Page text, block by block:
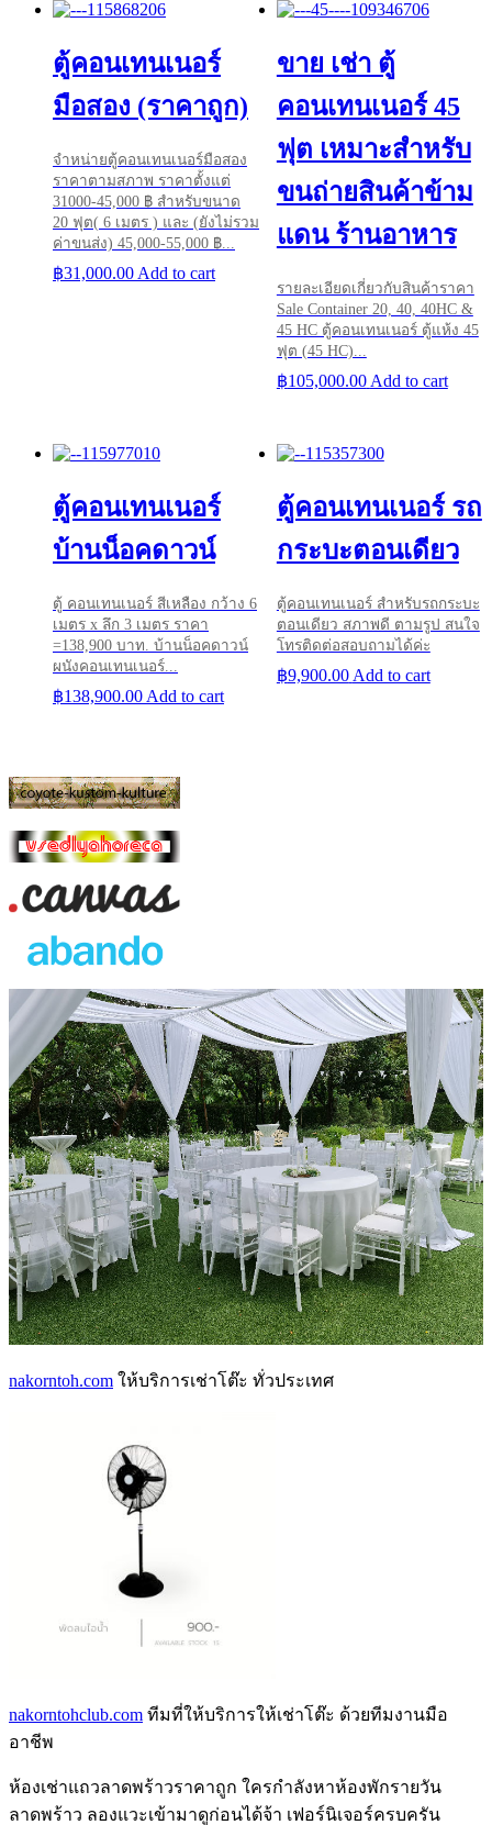
ตู้คอนเทนเนอร์
มือสอง (ราคาถูก)
จำหน่ายตู้คอนเทนเนอร์มือสอง
ราคาตามสภาพ ราคาตั้งแต่
31000-45,000 ฿ สำหรับขนาด
20 ฟุต( 6 เมตร ) และ (ยังไม่รวม
ค่าขนส่ง) 45,000-55,000 ฿...
฿31,000.00 Add to cart
ขาย เช่า ตู้
คอนเทนเนอร์ 45
ฟุต เหมาะสำหรับ
ขนถ่ายสินค้าข้าม
แดน ร้านอาหาร
รายละเอียดเกี่ยวกับสินค้าราคา
Sale Container 20, 40, 40HC &
45 HC ตู้คอนเทนเนอร์ ตู้แห้ง 45
ฟุต (45 HC)...
฿105,000.00 Add to cart
ตู้คอนเทนเนอร์
บ้านน็อคดาวน์
ตู้ คอนเทนเนอร์ สีเหลือง กว้าง 6
เมตร x ลึก 3 เมตร ราคา
=138,900 บาท. บ้านน็อคดาวน์
ผนังคอนเทนเนอร์...
฿138,900.00 Add to cart
ตู้คอนเทนเนอร์ รถ
กระบะตอนเดียว
ตู้คอนเทนเนอร์ สำหรับรถกระบะ
ตอนเดียว สภาพดี ตามรูป สนใจ
โทรติดต่อสอบถามได้ค่ะ
฿9,900.00 Add to cart
nakorntoh.com ให้บริการเช่าโต๊ะ ทั่วประเทศ
nakorntohclub.com ทีมที่ให้บริการให้เช่าโต๊ะ ด้วยทีมงานมือ
อาชีพ
ห้องเช่าแถวลาดพร้าวราคาถูก ใครกำลังหาห้องพักรายวัน
ลาดพร้าว ลองแวะเข้ามาดูก่อนได้จ้า เฟอร์นิเจอร์ครบครัน